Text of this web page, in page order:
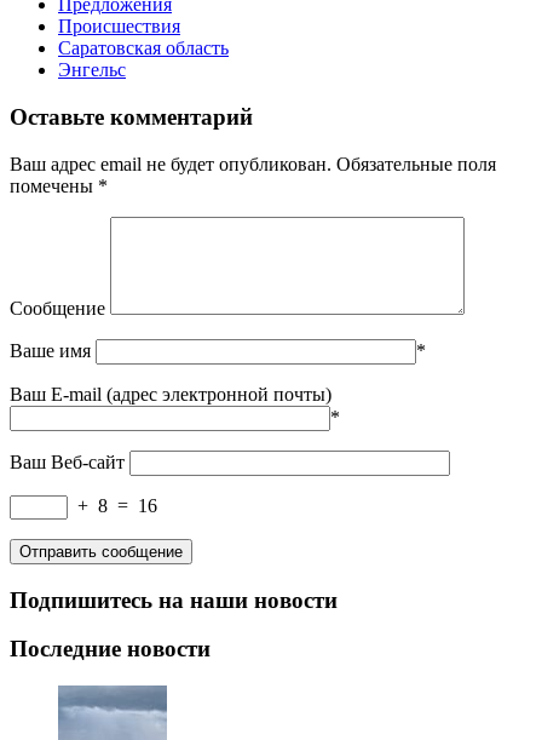
Предложения
Происшествия
Саратовская область
Энгельс
Оставьте комментарий
Ваш адрес email не будет опубликован. Обязательные поля
помечены *
Сообщение
Ваше имя *
Ваш E-mail (адрес электронной почты)
*
Ваш Веб-сайт
+ 8 = 16
Подпишитесь на наши новости
Последние новости